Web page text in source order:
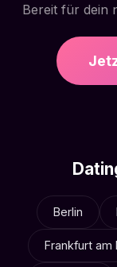
Bereit für dein
Berlin
Frankfurt am